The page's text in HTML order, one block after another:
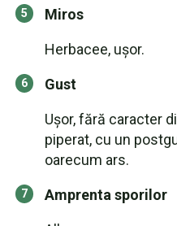
Miros
Herbacee, ușor.
Gust
Ușor, fără caracter
piperat, cu un
oarecum ars.
Amprenta sporilor